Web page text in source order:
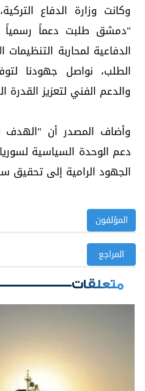
وكانت وزارة الدفاع
"دمشق طلبت دعماً رسمياً
الدفاعية لمحاربة
الطلب، نواصل جهودنا
والدعم الفني لتعزيز القدرة
وأضاف المصدر أن "الهدف
دعم الوحدة السياسية
الجهود الرامية إلى تحقيق
المؤلفون
المراجع
متعلقات